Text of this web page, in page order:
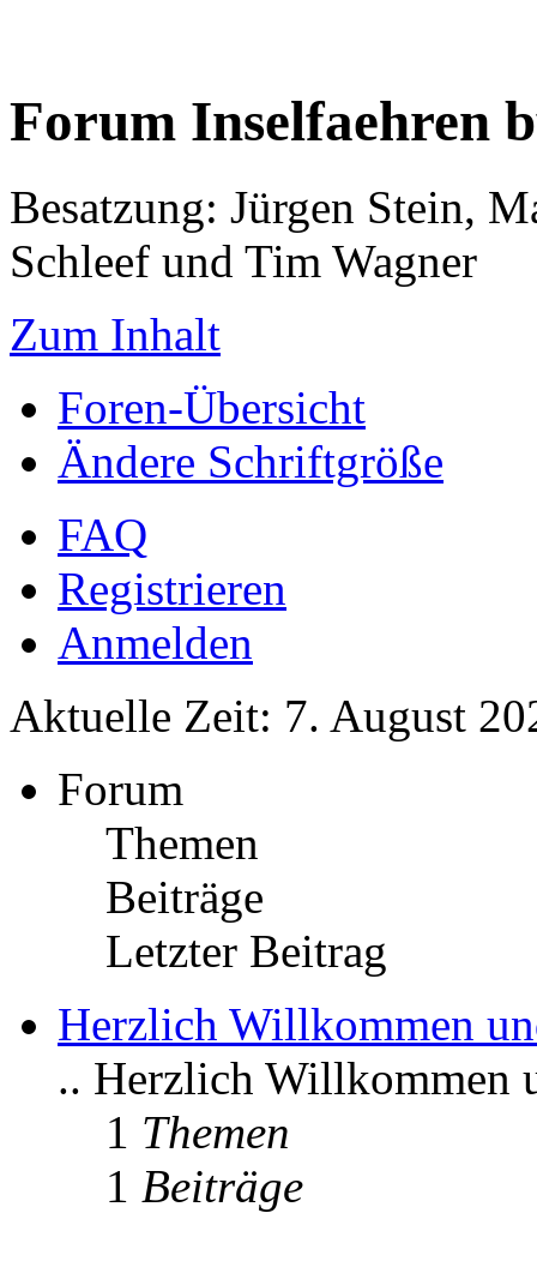
Forum Inselfaehren
Besatzung: Jürgen Stein,
Schleef und Tim Wagner
Zum Inhalt
Foren-Übersicht
Ändere Schriftgröße
FAQ
Registrieren
Anmelden
Aktuelle Zeit: 7. August
Forum
Themen
Beiträge
Letzter Beitrag
Herzlich Willkommen
.. Herzlich Willkommen
1 Themen
1 Beiträge